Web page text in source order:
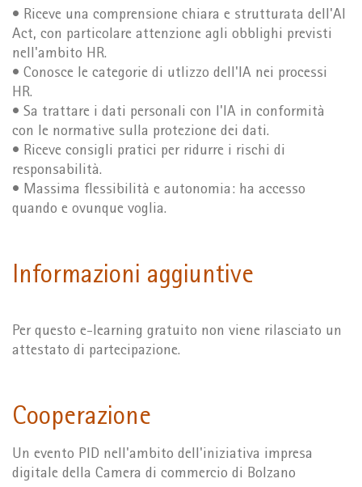
• Riceve una comprensione chiara e strutturata dell'AI
Act, con particolare attenzione agli obblighi previsti
nell'ambito HR.
• Conosce le categorie di utlizzo dell'IA nei processi
HR.
• Sa trattare i dati personali con l'IA in conformità
con le normative sulla protezione dei dati.
• Riceve consigli pratici per ridurre i rischi di
responsabilità.
• Massima flessibilità e autonomia: ha accesso
quando e ovunque voglia.
Informazioni aggiuntive
Per questo e-learning gratuito non viene rilasciato un
attestato di partecipazione.
Cooperazione
Un evento PID nell'ambito dell'iniziativa impresa
digitale della Camera di commercio di Bolzano